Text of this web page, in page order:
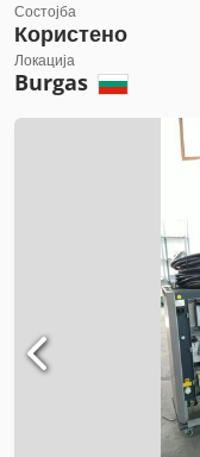
Состојба
Користено
Локација
Burgas